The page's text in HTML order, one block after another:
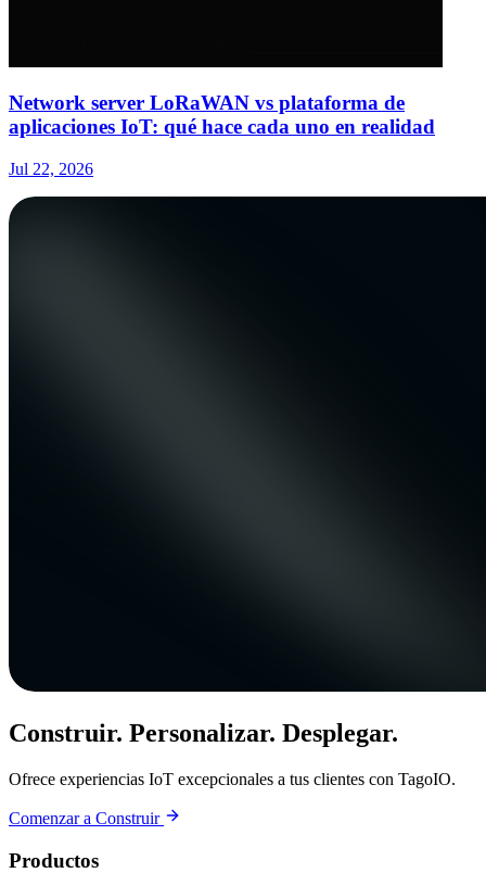
Network server LoRaWAN vs plataforma de
aplicaciones IoT: qué hace cada uno en realidad
Jul 22, 2026
Construir. Personalizar. Desplegar.
Ofrece experiencias IoT excepcionales a tus clientes con TagoIO.
Comenzar a Construir
Productos